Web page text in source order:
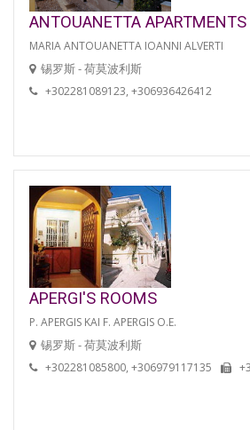
ANTOUANETTA APARTMENTS
MARIA ANTOUANETTA IOANNI ALVERTI
锡罗斯 - 荷莫波利斯
+302281089123, +306936426412
APERGI'S ROOMS
P. APERGIS KAI F. APERGIS O.E.
锡罗斯 - 荷莫波利斯
+302281085800, +306979117135